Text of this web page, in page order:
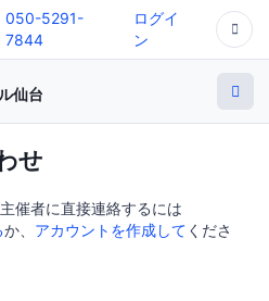
050-5291-
7844
ログイ
ン
仙台
せ
催者に直接連絡するには
か、 アカウントを作成して くださ